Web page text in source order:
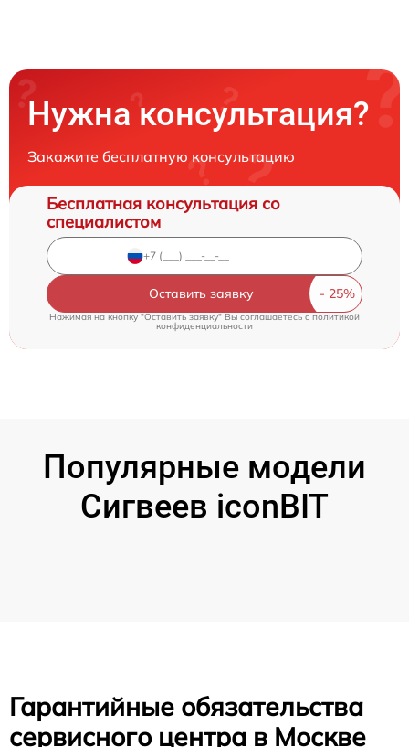
Нужна консультация?
Закажите бесплатную консультацию
Бесплатная консультация со
специалистом
Оставить заявку
Нажимая на кнопку "Оставить заявку" Вы соглашаетесь cполитикой
конфиденциальности
Популярные модели
Сигвеев iconBIT
Гарантийные обязательства
сервисного центра в Москве